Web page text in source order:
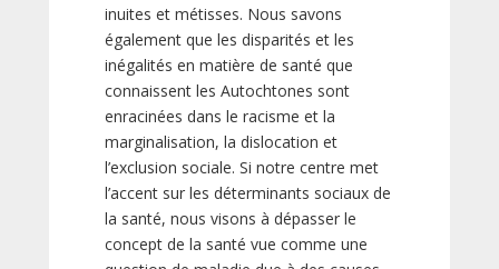
inuites et métisses. Nous savons
également que les disparités et les
inégalités en matière de santé que
connaissent les Autochtones sont
enracinées dans le racisme et la
marginalisation, la dislocation et
l’exclusion sociale. Si notre centre met
l’accent sur les déterminants sociaux de
la santé, nous visons à dépasser le
concept de la santé vue comme une